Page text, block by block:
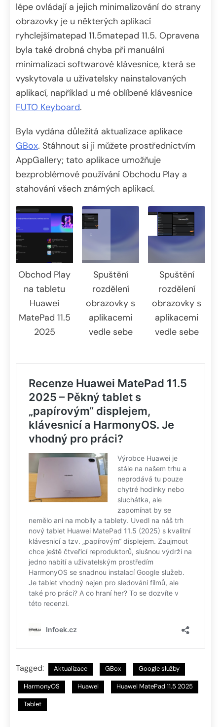
lépe ovládají a jejich minimalizování do strany
obrazovky je u některých aplikací
ryhclejšímatepad 11.5matepad 11.5. Opravena
byla také drobná chyba při manuální
minimalizaci softwarové klávesnice, která se
vyskytovala u uživatelsky nainstalovaných
aplikací, například u mé oblíbené klávesnice
FUTO Keyboard.
Byla vydána důležitá aktualizace aplikace
GBox. Stáhnout si ji můžete prostřednictvím
AppGallery; tato aplikace umožňuje
bezproblémové používání Obchodu Play a
stahování všech známých aplikací.
Obchod Play
na tabletu
Huawei
MatePad 11.5
2025
Spuštění
rozdělení
obrazovky s
aplikacemi
vedle sebe
Spuštění
rozdělení
obrazovky s
aplikacemi
vedle sebe
Tagged: Aktualizace GBox Google služby
HarmonyOS Huawei Huawei MatePad 11.5 2025
Tablet